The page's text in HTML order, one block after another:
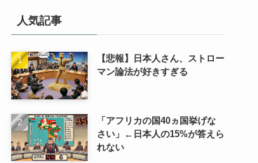
人気記事
【悲報】日本人さん、ストロー
マン論法が好きすぎる
「アフリカの国40ヵ国挙げな
さい」←日本人の15%が答えら
れない